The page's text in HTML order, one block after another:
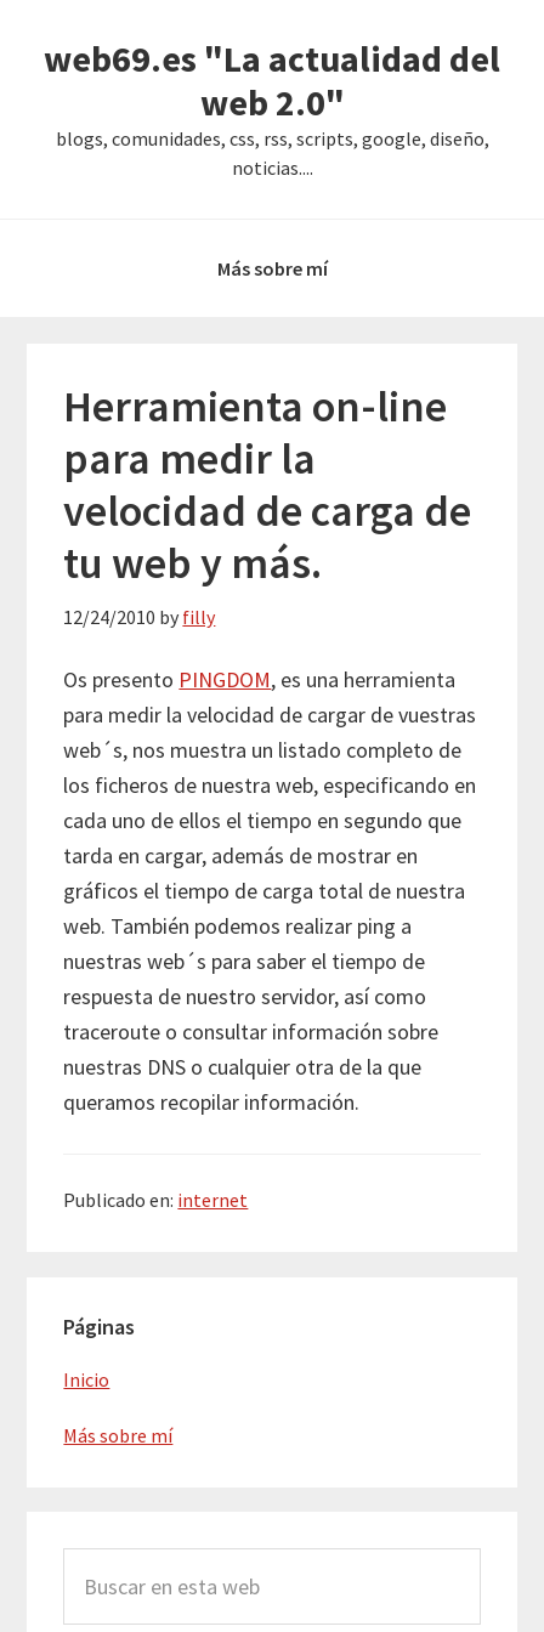
web69.es "La actualidad del
web 2.0"
blogs, comunidades, css, rss, scripts, google, diseño,
noticias....
Más sobre mí
Herramienta on-line
para medir la
velocidad de carga de
tu web y más.
12/24/2010 by filly
Os presento PINGDOM, es una herramienta
para medir la velocidad de cargar de vuestras
web´s, nos muestra un listado completo de
los ficheros de nuestra web, especificando en
cada uno de ellos el tiempo en segundo que
tarda en cargar, además de mostrar en
gráficos el tiempo de carga total de nuestra
web. También podemos realizar ping a
nuestras web´s para saber el tiempo de
respuesta de nuestro servidor, así como
traceroute o consultar información sobre
nuestras DNS o cualquier otra de la que
queramos recopilar información.
Publicado en: internet
lateral
principal
Páginas
Inicio
Más sobre mí
esta